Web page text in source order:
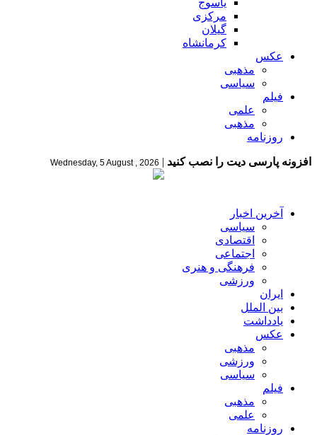
یاسوج
مرکزی
گیلان
کرمانشاه
عکس
مذهبی
سیاسی
فیلم
علمی
مذهبی
روزنامه
افزونه پارسی دیت را نصب کنید |
Wednesday, 5 August , 2026
آخرین اخبار
سیاسی
اقتصادی
اجتماعی
فرهنگی و هنری
ورزشی
ایران
بین الملل
یادداشت
عکس
مذهبی
ورزشی
سیاسی
فیلم
مذهبی
علمی
روزنامه